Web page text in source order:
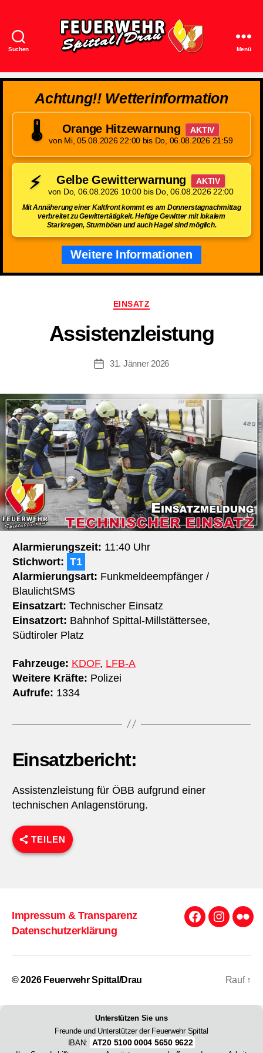
Suchen
Spittal/Drau
Menü
Achtung!! Wetterinformation
🌡️ Orange Hitzewarnung
AKTIV
von Mi, 05.08.2026 22:00 bis Do, 06.08.2026 21:59
⚡ Gelbe Gewitterwarnung
AKTIV
von Do, 06.08.2026 10:00 bis Do, 06.08.2026 22:00
Mit Annäherung einer Kaltfront kommt es am Donnerstagnachmittag
verbreitet zu Gewittertätigkeit. Heftige Gewitter mit lokalem
Starkregen, Sturmböen und auch Hagel sind möglich.
Weitere Informationen
Kategorien
EINSATZ
Assistenzleistung
Beitragsdatum
31. Jänner 2026
Alarmierungszeit: 11:40 Uhr
Stichwort: T1
Alarmierungsart: Funkmeldeempfänger /
BlaulichtSMS
Einsatzart: Technischer Einsatz
Einsatzort: Bahnhof Spittal-Millstättersee,
Südtiroler Platz
Fahrzeuge: KDOF, LFB-A
Weitere Kräfte: Polizei
Aufrufe: 1334
Einsatzbericht:
Assistenzleistung für ÖBB aufgrund einer
technischen Anlagenstörung.
TEILEN
Impressum & Transparenz
Datenschutzerklärung
Facebook
© 2026 Feuerwehr Spittal/Drau Rauf ↑
Unterstützen Sie uns
Freunde und Unterstützer der Feuerwehr Spittal
IBAN: AT20 5100 0004 5650 9622